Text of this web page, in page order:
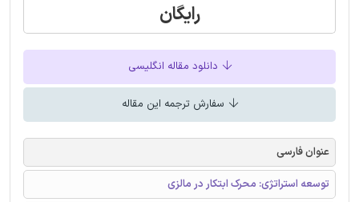
رایگان
دانلود مقاله انگلیسی
سفارش ترجمه این مقاله
عنوان فارسی
توسعه استراتژی: محرک ابتکار در مالزی